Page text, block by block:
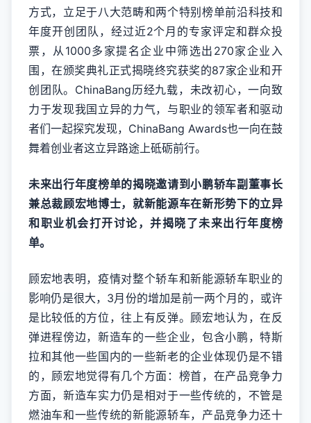
方式，立足于八大范畴和两个特别榜单前沿科技和
年度开创团队，经过近2个月的专家评定和群众投
票，从1000多家提名企业中筛选出270家企业入
围，在颁奖典礼正式揭晓终究获奖的87家企业和开
创团队。ChinaBang历经九载，未改初心，一向致
力于发现我国立异的力气，与职业的领军者和驱动
者们一起探究发现，ChinaBang Awards也一向在鼓
舞着创业者这立异路途上砥砺前行。
未来出行年度榜单的揭晓邀请到小鹏轿车副董事长
兼总裁顾宏地博士，就新能源车在新形势下的立异
和职业机会打开讨论，并揭晓了未来出行年度榜
单。
顾宏地表明，疫情对整个轿车和新能源轿车职业的
影响仍是很大，3月份的增加是前一两个月的，或许
是比较低的方位，往上有反弹。顾宏地认为，在反
弹进程傍边，新造车的一些企业，包含小鹏，特斯
拉和其他一些国内的一些新老的企业体现仍是不错
的，顾宏地觉得有几个方面：榜首，在产品竞争力
方面，新造车实力仍是相对于一些传统的，不管是
燃油车和一些传统的新能源轿车，产品竞争力还十